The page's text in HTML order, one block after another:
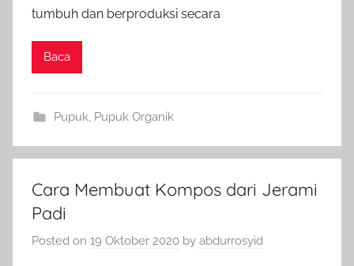
tumbuh dan berproduksi secara
Baca
Pupuk, Pupuk Organik
Cara Membuat Kompos dari Jerami
Padi
Posted on 19 Oktober 2020 by abdurrosyid